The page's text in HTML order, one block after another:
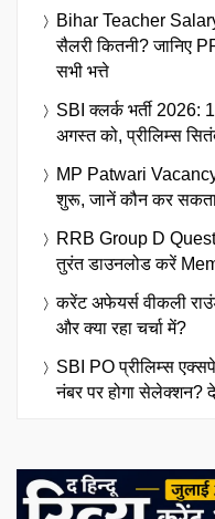
Bihar Teacher Salary
सैलरी कितनी? जानिए
सभी भत्ते
SBI क्लर्क भर्ती 2026:
अगस्त को, प्रीलिम्स
MP Patwari Vacancy
शुरू, जानें कौन कर
RRB Group D
तुरंत डाउनलोड करें
करेंट अफेयर्स वीकली
और क्या रहा चर्चा में?
SBI PO प्रीलिम्स
नंबर पर होगा सेलेक्शन?